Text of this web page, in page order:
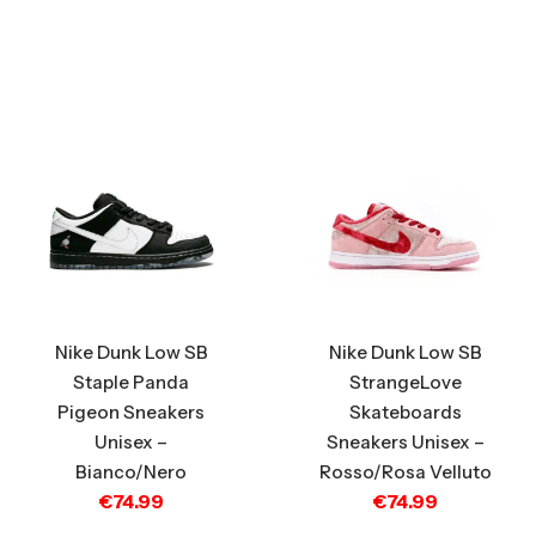
Nike Dunk Low SB
Staple Panda
Pigeon Sneakers
Unisex –
Bianco/Nero
€74.99
Nike Dunk Low SB
StrangeLove
Skateboards
Sneakers Unisex –
Rosso/Rosa Velluto
€74.99